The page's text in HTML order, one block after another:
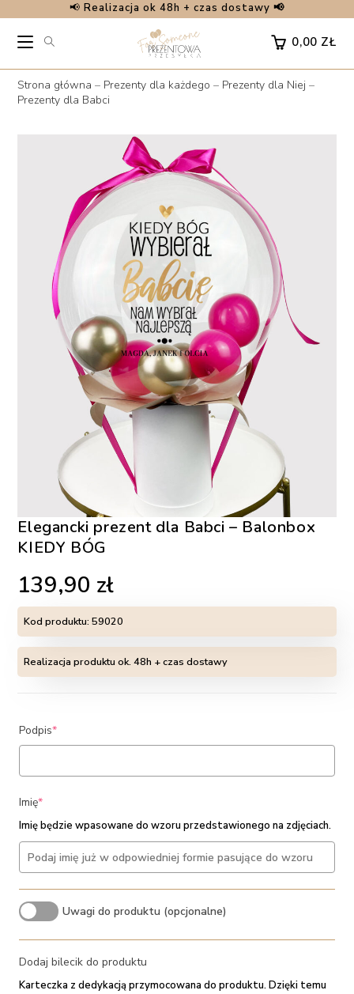
content
📢 Realizacja ok 48h + czas dostawy 📢
0,00 ZŁ
Strona główna – Prezenty dla każdego – Prezenty dla Niej –
Prezenty dla Babci
Elegancki prezent dla Babci – Balonbox
KIEDY BÓG
139,90 zł
Kod produktu:59020
Realizacja produktu ok. 48h + czas dostawy
Podpis*(required)
Imię*(required)
Imię będzie wpasowane do wzoru przedstawionego na zdjęciach.
Uwagi do produktu (opcjonalne)
Dodaj bilecik do produktu
Karteczka z dedykacją przymocowana do produktu. Dzięki temu